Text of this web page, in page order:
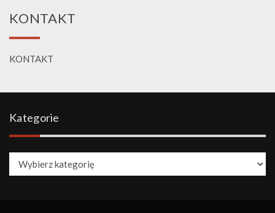
KONTAKT
KONTAKT
Kategorie